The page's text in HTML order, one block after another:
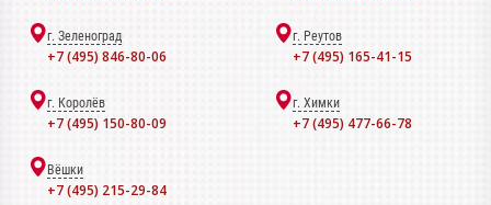
г. Зеленоград
+7 (495) 846-80-06
г. Реутов
+7 (495) 165-41-15
г. Королёв
+7 (495) 150-80-09
г. Химки
+7 (495) 477-66-78
Вёшки
+7 (495) 215-29-84